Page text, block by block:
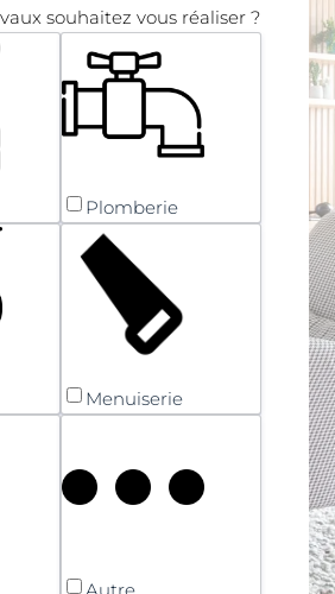
souhaitez vous réaliser ?
Plomberie
Menuiserie